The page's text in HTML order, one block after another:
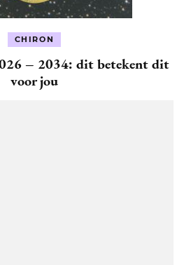
CHIRON
– 2034: dit betekent dit
voor jou